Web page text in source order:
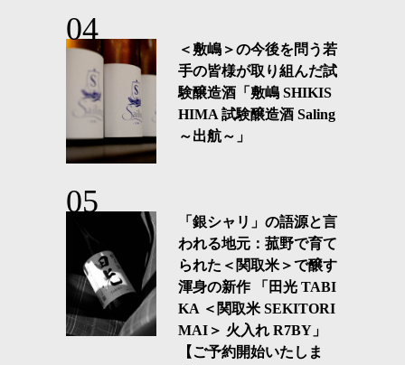
＜敷嶋＞の今後を問う若
手の皆様が取り組んだ試
験醸造酒「敷嶋 SHIKIS
HIMA 試験醸造酒 Saling
～出航～」
「銀シャリ」の語源と言
われる地元：菰野で育て
られた＜関取米＞で醸す
渾身の新作 「田光 TABI
KA ＜関取米 SEKITORI
MAI＞ 火入れ R7BY」
【ご予約開始いたしま